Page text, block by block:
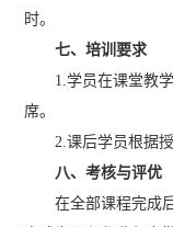
时。
七、培训要求
1.学员在课堂教
席。
2.课后学员根据
八、考核与评优
在全部课程完成